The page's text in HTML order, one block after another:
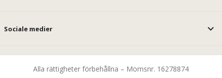
Sociale medier
Alla rättigheter förbehållna – Momsnr. 16278874